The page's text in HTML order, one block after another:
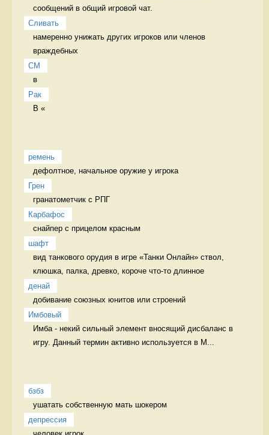
сообщений в общий игровой чат.
Сливать
намеренно унижать других игроков или членов
враждебных
CM
в
Рак
В «
ремень
дефолтное, начальное оружие у игрока
Грен
гранатометчик с РПГ
Карбафос
снайпер с прицелом красным
шафт
вид танкового орудия в игре «Танки Онлайн» ствол,
клюшка, палка, древко, короче что-то длинное
денай
добивание союзных юнитов или строений
Имбовый
Имба - некий сильный элемент вносящий дисбаланс в
игру. Данный термин активно используется в М...
бзбз
ушатать собственную мать шокером
депрессия